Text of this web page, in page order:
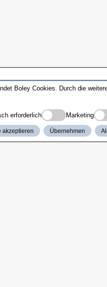
Boley Cookies. Durch die
erforderlich Marketing
akzeptieren Übernehmen